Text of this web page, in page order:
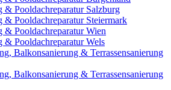
& Pooldachreparatur Salzburg
& Pooldachreparatur Steiermark
& Pooldachreparatur Wien
& Pooldachreparatur Wels
Balkonsanierung & Terrassensanierung
Balkonsanierung & Terrassensanierung